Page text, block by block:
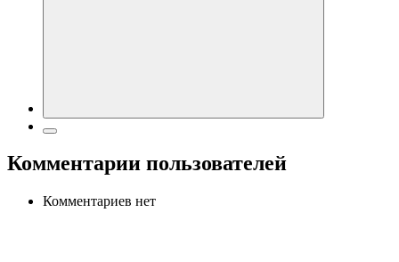
Комментарии пользователей
Комментариев нет